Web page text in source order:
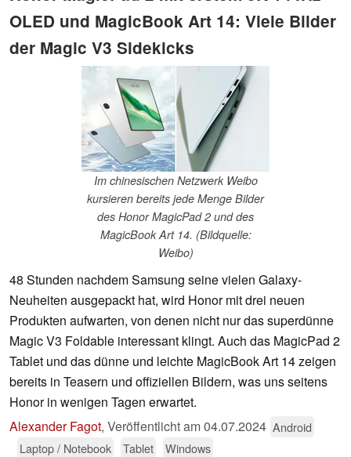
OLED und MagicBook Art 14: Viele Bilder
der Magic V3 Sidekicks
Im chinesischen Netzwerk Weibo
kursieren bereits jede Menge Bilder
des Honor MagicPad 2 und des
MagicBook Art 14. (Bildquelle:
Weibo)
48 Stunden nachdem Samsung seine vielen Galaxy-
Neuheiten ausgepackt hat, wird Honor mit drei neuen
Produkten aufwarten, von denen nicht nur das superdünne
Magic V3 Foldable interessant klingt. Auch das MagicPad 2
Tablet und das dünne und leichte MagicBook Art 14 zeigen
bereits in Teasern und offiziellen Bildern, was uns seitens
Honor in wenigen Tagen erwartet.
Alexander Fagot, Veröffentlicht am04.07.2024 Android
Laptop / Notebook
Tablet Windows